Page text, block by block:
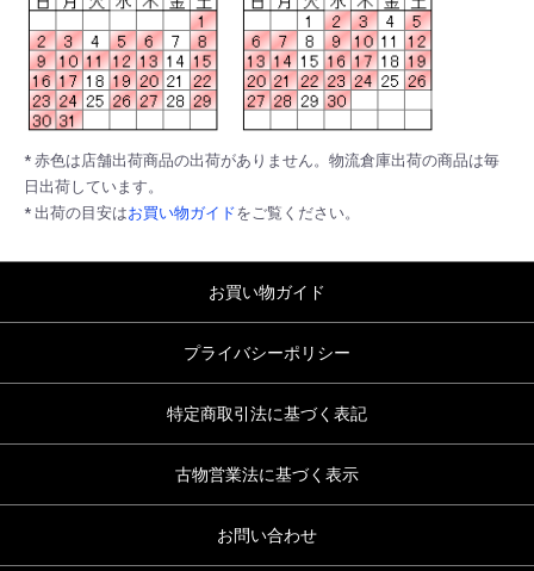
* 赤色は店舗出荷商品の出荷がありません。物流倉庫出荷の商品は毎
日出荷しています。
* 出荷の目安はお買い物ガイドをご覧ください。
お買い物ガイド
プライバシーポリシー
特定商取引法に基づく表記
古物営業法に基づく表示
お問い合わせ